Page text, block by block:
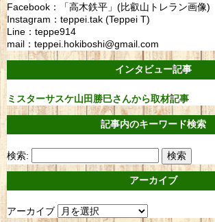
Facebook：「高木鉄平」(比叡山トレラン画像)
Instagram：teppei.tak (Teppei T)
Line：teppe914
mail：teppei.hokiboshi@gmail.com
インタビュー記事
ミスターサスケ山田勝巳さんから取材記事
記事内のキーワード検索
検索:
アーカイブ
アーカイブ